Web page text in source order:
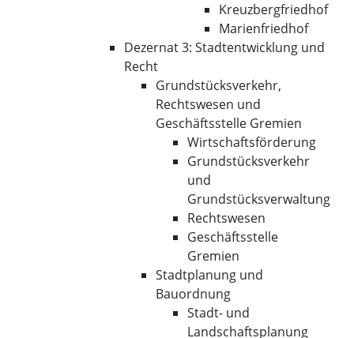
Kreuzbergfriedhof
Marienfriedhof
Dezernat 3: Stadtentwicklung und
Recht
Grundstücksverkehr,
Rechtswesen und
Geschäftsstelle Gremien
Wirtschaftsförderung
Grundstücksverkehr
und
Grundstücksverwaltung
Rechtswesen
Geschäftsstelle
Gremien
Stadtplanung und
Bauordnung
Stadt- und
Landschaftsplanung